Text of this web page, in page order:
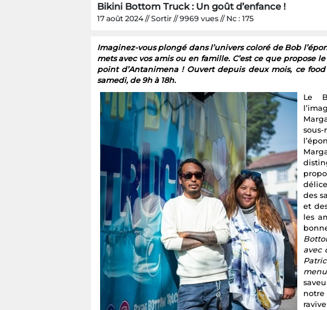
Bikini Bottom Truck : Un goût d’enfance !
17 août 2024 // Sortir // 9969 vues // Nc : 175
Imaginez-vous plongé dans l’univers coloré de Bob
mets avec vos amis ou en famille. C’est ce que propose
point d’Antanimena ! Ouvert depuis deux mois, ce
samedi, de 9h à 18h.
Le
des
et
les
avec